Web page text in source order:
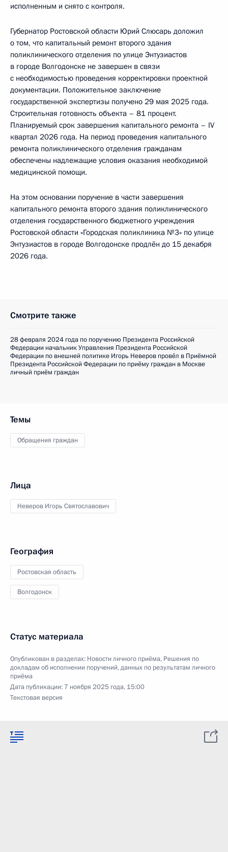
исполненным и снято с контроля.
Губернатор Ростовской области Юрий Слюсарь доложил
о том, что капитальный ремонт второго здания
поликлинического отделения по улице Энтузиастов
в городе Волгодонске не завершен в связи
с необходимостью проведения корректировки проектной
документации. Положительное заключение
государственной экспертизы получено 29 мая 2025 года.
Строительная готовность объекта – 81 процент.
Планируемый срок завершения капитального ремонта – IV
квартал 2026 года. На период проведения капитального
ремонта поликлинического отделения гражданам
обеспечены надлежащие условия оказания необходимой
медицинской помощи.
На этом основании поручение в части завершения
капитального ремонта второго здания поликлинического
отделения государственного бюджетного учреждения
Ростовской области «Городская поликлиника №3» по улице
Энтузиастов в городе Волгодонске продлён до 15 декабря
2026 года.
Смотрите также
28 февраля 2024 года по поручению Президента Российской
Федерации начальник Управления Президента Российской
Федерации по внешней политике Игорь Неверов провёл в Приёмной
Президента Российской Федерации по приёму граждан в Москве
личный приём граждан
Темы
Обращения граждан
Лица
Неверов Игорь Святославович
География
Ростовская область
Волгодонск
Статус материала
Опубликован в разделах: Новости личного приёма, Решения по
докладам об исполнении поручений, данных по результатам личного
приёма
Дата публикации: 7 ноября 2025 года, 15:00
Текстовая версия